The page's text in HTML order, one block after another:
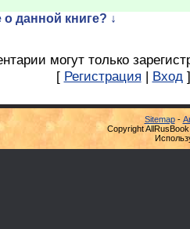
данной книге? ↓
могут только
[ Регистрация | Вход ]
Sitemap-
Copyright